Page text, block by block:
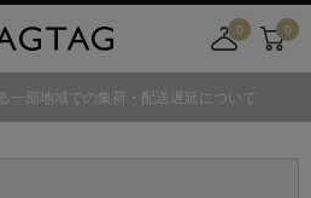
0
舗
0
一部地域での集荷・配送遅延について